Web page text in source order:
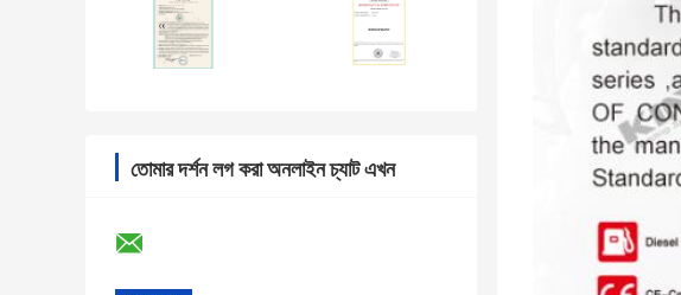
তোমার দর্শন লগ করা অনলাইন চ্যাট এখন